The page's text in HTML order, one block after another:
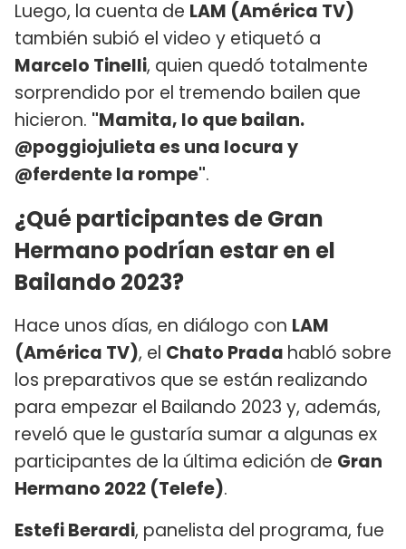
Luego, la cuenta de LAM (América TV)
también subió el video y etiquetó a
Marcelo Tinelli, quien quedó totalmente
sorprendido por el tremendo bailen que
hicieron. "Mamita, lo que bailan.
@poggiojulieta es una locura y
@ferdente la rompe".
¿Qué participantes de Gran
Hermano podrían estar en el
Bailando 2023?
Hace unos días, en diálogo con LAM
(América TV), el Chato Prada habló sobre
los preparativos que se están realizando
para empezar el Bailando 2023 y, además,
reveló que le gustaría sumar a algunas ex
participantes de la última edición de Gran
Hermano 2022 (Telefe).
Estefi Berardi, panelista del programa, fue